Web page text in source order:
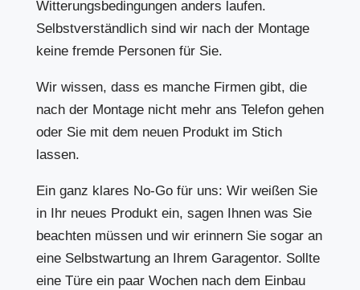
Witterungsbedingungen anders laufen.
Selbstverständlich sind wir nach der Montage
keine fremde Personen für Sie.
Wir wissen, dass es manche Firmen gibt, die
nach der Montage nicht mehr ans Telefon gehen
oder Sie mit dem neuen Produkt im Stich
lassen.
Ein ganz klares No-Go für uns: Wir weißen Sie
in Ihr neues Produkt ein, sagen Ihnen was Sie
beachten müssen und wir erinnern Sie sogar an
eine Selbstwartung an Ihrem Garagentor. Sollte
eine Türe ein paar Wochen nach dem Einbau